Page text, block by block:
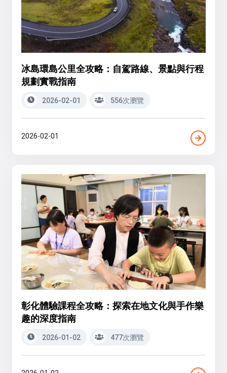
冰島環島公里全攻略：自駕路線、景點與行程
規劃實戰指南
2026-02-01 556次瀏覽
2026-02-01
彰化體驗課程全攻略：探索在地文化與手作樂
趣的深度指南
2026-01-02 477次瀏覽